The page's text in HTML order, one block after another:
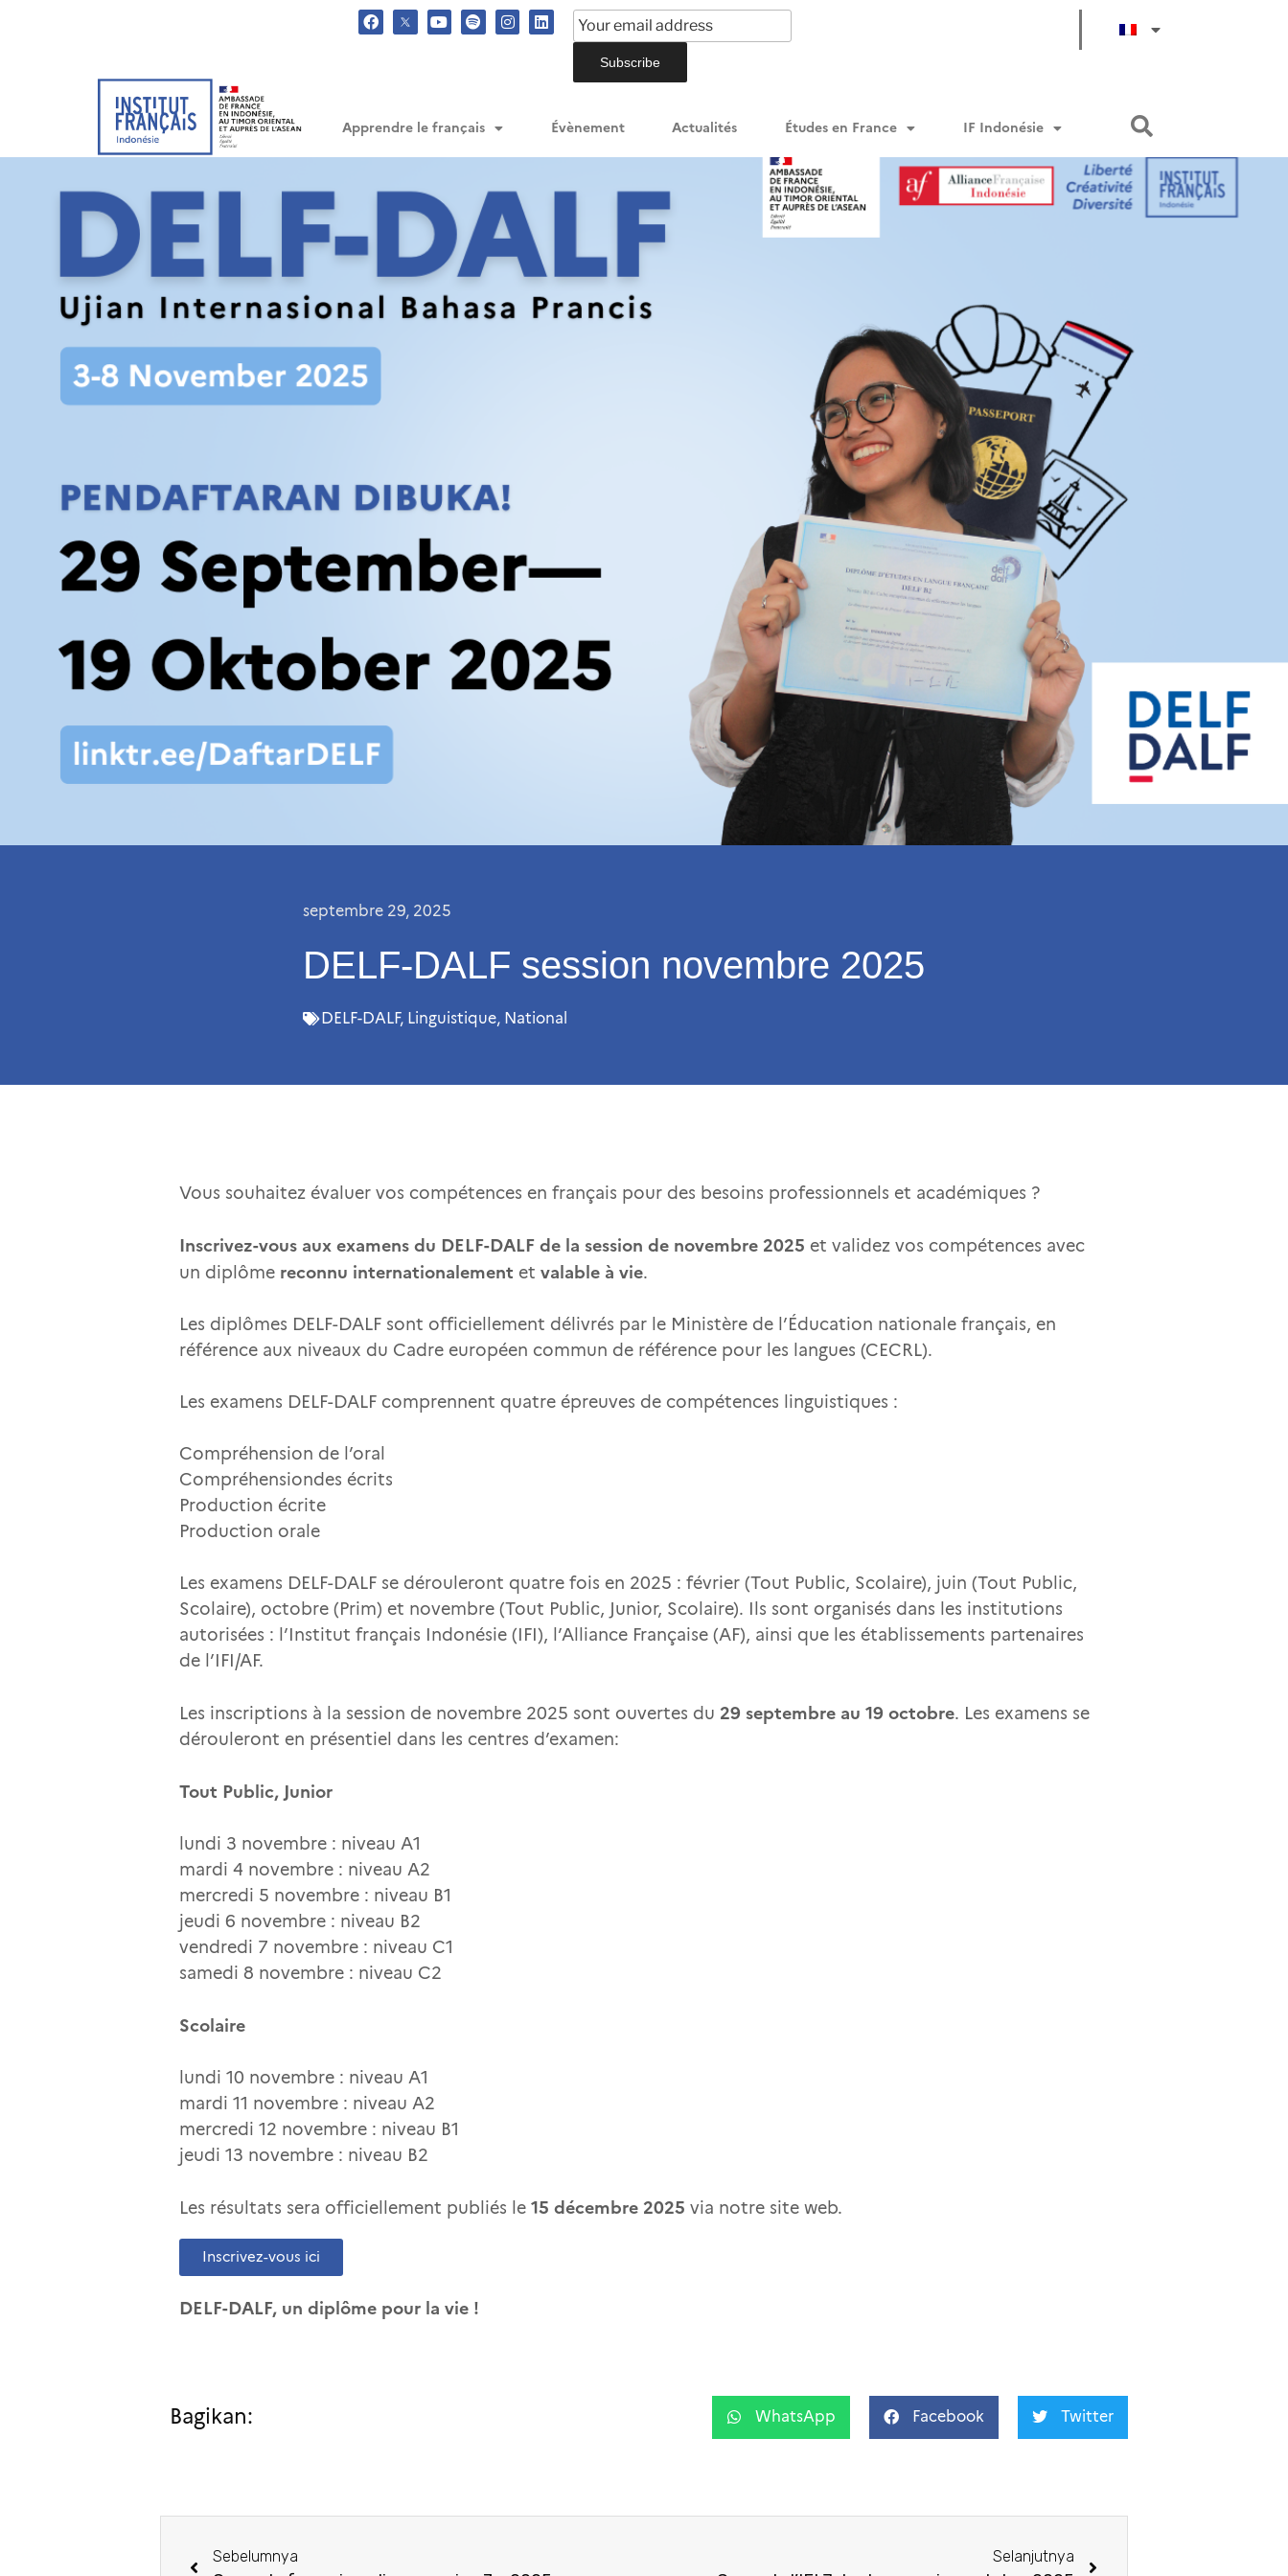
Apprendre le français Évènement Actualités Études en France IF Indonésie
septembre 29, 2025
DELF-DALF session novembre 2025
DELF-DALF, Linguistique, National
Vous souhaitez évaluer vos compétences en français pour des besoins professionnels et académiques ?
Inscrivez-vous aux examens du DELF-DALF de la session de novembre 2025 et validez vos compétences avec
un diplôme reconnu internationalement et valable à vie.
Les diplômes DELF-DALF sont officiellement délivrés par le Ministère de l’Éducation nationale français, en
référence aux niveaux du Cadre européen commun de référence pour les langues (CECRL).
Les examens DELF-DALF comprennent quatre épreuves de compétences linguistiques :
Compréhension de l’oral
Compréhensiondes écrits
Production écrite
Production orale
Les examens DELF-DALF se dérouleront quatre fois en 2025 : février (Tout Public, Scolaire), juin (Tout Public,
Scolaire), octobre (Prim) et novembre (Tout Public, Junior, Scolaire). Ils sont organisés dans les institutions
autorisées : l’Institut français Indonésie (IFI), l’Alliance Française (AF), ainsi que les établissements partenaires
de l’IFI/AF.
Les inscriptions à la session de novembre 2025 sont ouvertes du 29 septembre au 19 octobre. Les examens se
dérouleront en présentiel dans les centres d’examen:
Tout Public, Junior
lundi 3 novembre : niveau A1
mardi 4 novembre : niveau A2
mercredi 5 novembre : niveau B1
jeudi 6 novembre : niveau B2
vendredi 7 novembre : niveau C1
samedi 8 novembre : niveau C2
Scolaire
lundi 10 novembre : niveau A1
mardi 11 novembre : niveau A2
mercredi 12 novembre : niveau B1
jeudi 13 novembre : niveau B2
Les résultats sera officiellement publiés le 15 décembre 2025 via notre site web.
Inscrivez-vous ici
DELF-DALF, un diplôme pour la vie !
Bagikan: WhatsApp Facebook Twitter
Sebelumnya Selanjutnya